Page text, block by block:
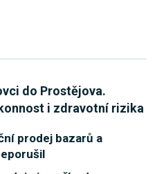
do Prostějova.
i zdravotní rizika
prodej bazarů a